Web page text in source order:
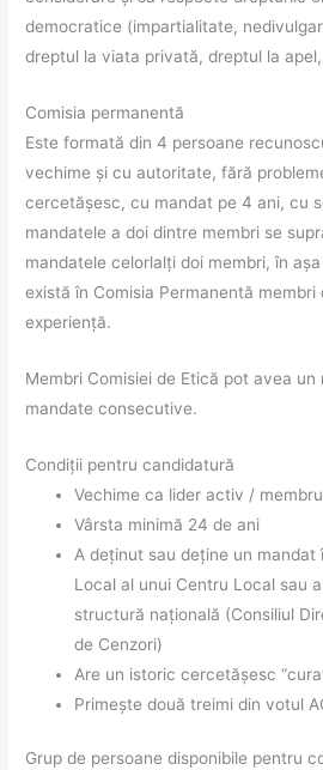
democratice (impartialitate,
dreptul la viata privată, dreptul la
Comisia permanentă
Este formată din 4 persoane
vechime și cu autoritate, fără
cercetășesc, cu mandat pe 4 ani, cu
mandatele a doi dintre membri se
mandatele celorlalți doi membri, în
există în Comisia Permanentă membri
experiență.
Membri Comisiei de Etică pot avea un
mandate consecutive.
Condiții pentru candidatură
Vechime ca lider activ /
Vârsta minimă 24 de ani
A deținut sau deține un mandat
Local al unui Centru Local sau
structură națională (Consiliul
de Cenzori)
Are un istoric cercetășesc
Primește două treimi din votul
Grup de persoane disponibile pentru